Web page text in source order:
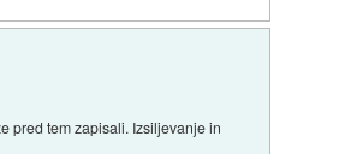
pred tem zapisali. Izsiljevanje in